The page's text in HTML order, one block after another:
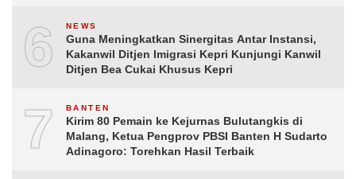
6 NEWS
Guna Meningkatkan Sinergitas Antar Instansi,
Kakanwil Ditjen Imigrasi Kepri Kunjungi Kanwil
Ditjen Bea Cukai Khusus Kepri
7 BANTEN
Kirim 80 Pemain ke Kejurnas Bulutangkis di
Malang, Ketua Pengprov PBSI Banten H Sudarto
Adinagoro: Torehkan Hasil Terbaik